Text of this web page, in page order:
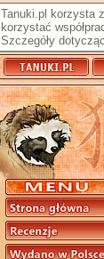
Tanuki.pl korzysta
korzystać
Szczegóły